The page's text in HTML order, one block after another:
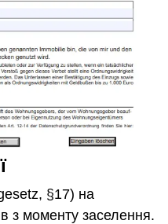
§17) на
з моменту заселення.